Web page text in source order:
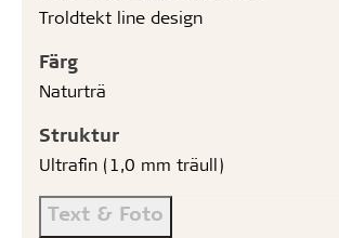
Troldtekt line design
Färg
Naturträ
Struktur
Ultrafin (1,0 mm träull)
Text & Foto